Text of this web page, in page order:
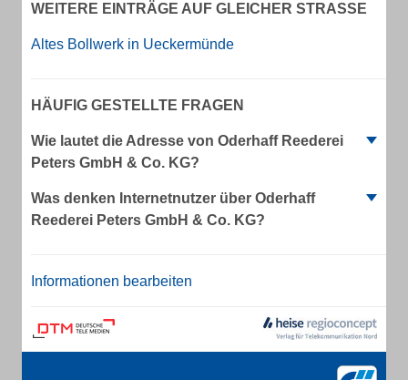
WEITERE EINTRÄGE AUF GLEICHER STRASSE
Altes Bollwerk in Ueckermünde
HÄUFIG GESTELLTE FRAGEN
Wie lautet die Adresse von Oderhaff Reederei
Peters GmbH & Co. KG?
Was denken Internetnutzer über Oderhaff
Reederei Peters GmbH & Co. KG?
Informationen bearbeiten